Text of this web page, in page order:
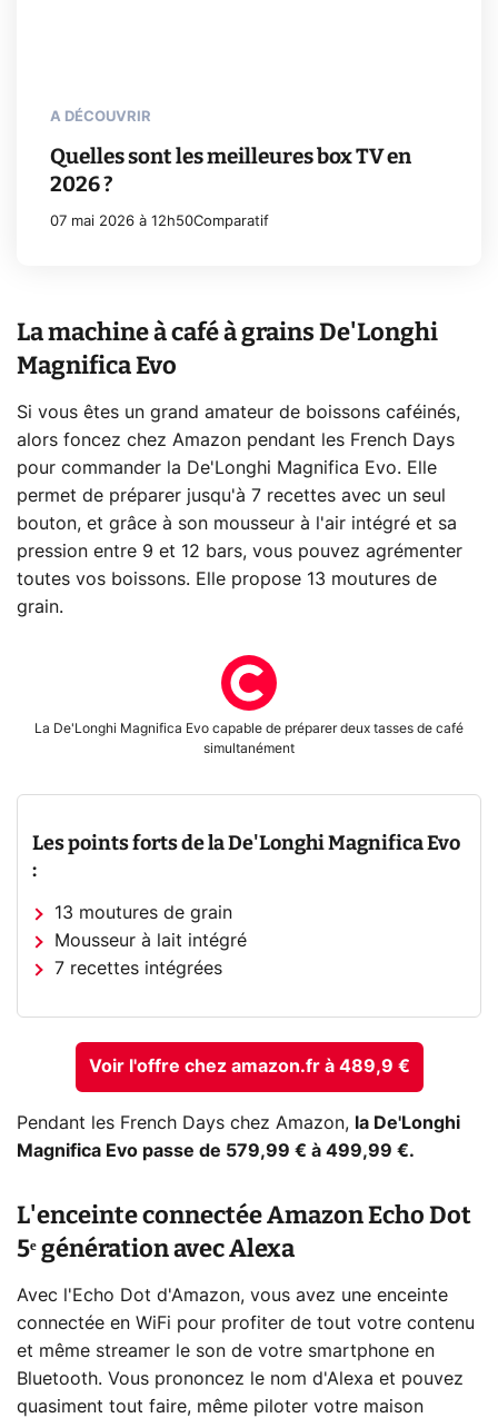
A DÉCOUVRIR
Quelles sont les meilleures box TV en
2026 ?
07 mai 2026 à 12h50Comparatif
La machine à café à grains De'Longhi
Magnifica Evo
Si vous êtes un grand amateur de boissons caféinés,
alors foncez chez Amazon pendant les French Days
pour commander la De'Longhi Magnifica Evo. Elle
permet de préparer jusqu'à 7 recettes avec un seul
bouton, et grâce à son mousseur à l'air intégré et sa
pression entre 9 et 12 bars, vous pouvez agrémenter
toutes vos boissons. Elle propose 13 moutures de
grain.
La De'Longhi Magnifica Evo capable de préparer deux tasses de café
simultanément
Les points forts de la De'Longhi Magnifica Evo
:
13 moutures de grain
Mousseur à lait intégré
7 recettes intégrées
Voir l'offre chez amazon.fr à 489,9 €
Pendant les French Days chez Amazon, la De'Longhi
Magnifica Evo passe de 579,99 € à 499,99 €.
L'enceinte connectée Amazon Echo Dot
5ᵉ génération avec Alexa
Avec l'Echo Dot d'Amazon, vous avez une enceinte
connectée en WiFi pour profiter de tout votre contenu
et même streamer le son de votre smartphone en
Bluetooth. Vous prononcez le nom d'Alexa et pouvez
quasiment tout faire, même piloter votre maison